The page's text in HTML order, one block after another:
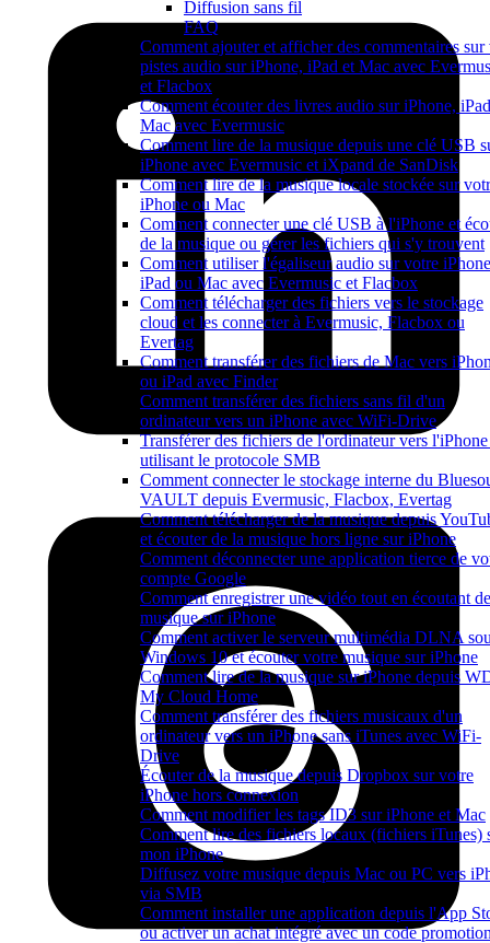
Diffusion sans fil
FAQ
Comment ajouter et afficher des commentaires sur
pistes audio sur iPhone, iPad et Mac avec
et Flacbox
Comment écouter des livres audio sur iPhone,
Mac avec Evermusic
Comment lire de la musique depuis une clé USB
iPhone avec Evermusic et iXpand de SanDisk
Comment lire de la musique locale stockée sur
iPhone ou Mac
Comment connecter une clé USB à l'iPhone et
de la musique ou gérer les fichiers qui s'y trouvent
Comment utiliser l'égaliseur audio sur votre
iPad ou Mac avec Evermusic et Flacbox
Comment télécharger des fichiers vers le stockage
cloud et les connecter à Evermusic, Flacbox ou
Evertag
Comment transférer des fichiers de Mac vers
ou iPad avec Finder
Comment transférer des fichiers sans fil d'un
ordinateur vers un iPhone avec WiFi-Drive
Transférer des fichiers de l'ordinateur vers
utilisant le protocole SMB
Comment connecter le stockage interne du
VAULT depuis Evermusic, Flacbox, Evertag
Comment télécharger de la musique depuis
et écouter de la musique hors ligne sur iPhone
Comment déconnecter une application tierce de
compte Google
Comment enregistrer une vidéo tout en écoutant
musique sur iPhone
Comment activer le serveur multimédia DLNA
Windows 10 et écouter votre musique sur iPhone
Comment lire de la musique sur iPhone depuis
My Cloud Home
Comment transférer des fichiers musicaux d'un
ordinateur vers un iPhone sans iTunes avec WiFi-
Drive
Écouter de la musique depuis Dropbox sur votre
iPhone hors connexion
Comment modifier les tags ID3 sur iPhone et Mac
Comment lire des fichiers locaux (fichiers iTunes)
mon iPhone
Diffusez votre musique depuis Mac ou PC vers
via SMB
Comment installer une application depuis l'App
ou activer un achat intégré avec un code